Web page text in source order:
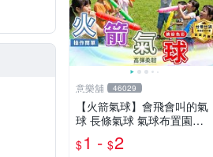
意樂舖 46029
【火箭氣球】會飛會叫的氣
球 長條氣球 氣球布置園遊
會氣球 生日派對氣球 彩色
氣球☆意樂鋪☆
$1 - $2